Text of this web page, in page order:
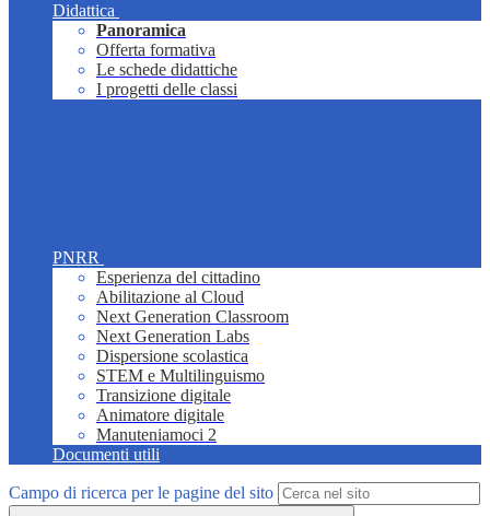
Didattica
Panoramica
Offerta formativa
Le schede didattiche
I progetti delle classi
PNRR
Esperienza del cittadino
Abilitazione al Cloud
Next Generation Classroom
Next Generation Labs
Dispersione scolastica
STEM e Multilinguismo
Transizione digitale
Animatore digitale
Manuteniamoci 2
Documenti utili
Campo di ricerca per le pagine del sito